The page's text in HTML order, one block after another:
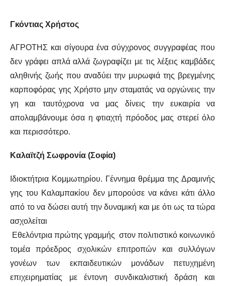
Γκόντιας Χρήστος
ΑΓΡΟΤΗΣ και σίγουρα ένα σύγχρονος συγγραφέας που
δεν γράφει απλά αλλά ζωγραφίζει με τις λέξεις καμβάδες
αληθινής ζωής που αναδύει την μυρωφιά της βρεγμένης
καρποφόρας γης Χρήστο μην σταματάς να οργώνεις την
γη και ταυτόχρονα να μας δίνεις την ευκαιρία να
απολαμβάνουμε όσα η φτιαχτή πρόοδος μας στερεί όλο
και περισσότερο.
Καλαϊτζή Σωφρονία (Σοφία)
Ιδιοκτήτρια Κομμωτηρίου. Γέννημα θρέμμα της Δραμινής
γης του Καλαμπακίου δεν μπορούσε να κάνει κάτι άλλο
από το να δώσει αυτή την δυναμική και με ότι ως τα τώρα
ασχολείται
Εθελόντρια πρώτης γραμμής στον πολιτιστικό κοινωνικό
τομέα πρόεδρος σχολικών επιτροπών και συλλόγων
γονέων των εκπαιδευτικών μονάδων πετυχημένη
επιχειρηματίας με έντονη συνδικαλιστική δράση και